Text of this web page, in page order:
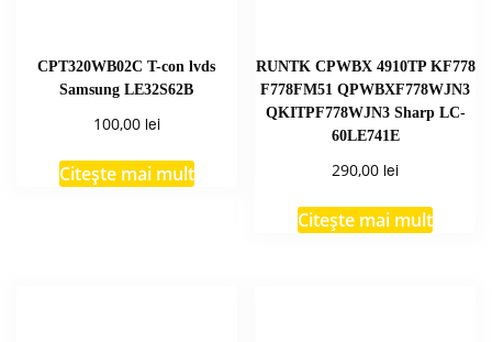
CPT320WB02C T-con lvds
Samsung LE32S62B
100,00 lei
Citește mai mult
RUNTK CPWBX 4910TP KF778
F778FM51 QPWBXF778WJN3
QKITPF778WJN3 Sharp LC-
60LE741E
290,00 lei
Citește mai mult